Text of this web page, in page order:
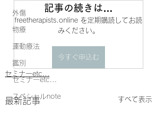
外傷
物療
運動療法
鑑別
セミナーetc...
スペシャルnote
記事の続きは…
freetherapists.online を定期購読してお読
みください。
今すぐ申込む
セミナーetc...
最新記事 すべて表示